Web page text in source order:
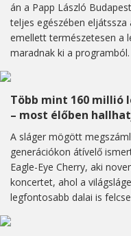
án a Papp László
teljes egészében
emellett természetesen a
maradnak ki a programból.
Több mint 160 millió
– most élőben
A sláger mögött
generációkon átívelő
Eagle-Eye Cherry, aki
koncertet, ahol a
legfontosabb dalai is